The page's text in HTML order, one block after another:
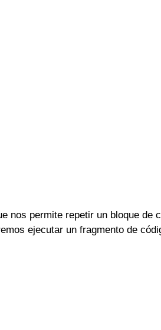
nos permite repetir un bloque de
ejecutar un fragmento de